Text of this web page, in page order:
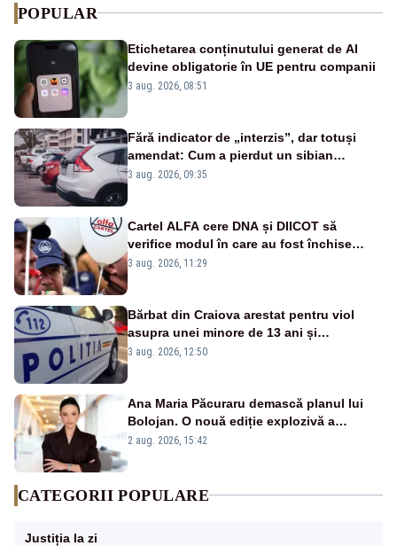
POPULAR
Etichetarea conținutului generat de AI
devine obligatorie în UE pentru companii
3 aug. 2026, 08:51
Fără indicator de „interzis”, dar totuși
amendat: Cum a pierdut un sibian
procesul pentru o parcare în centrul
3 aug. 2026, 09:35
Cartel ALFA cere DNA și DIICOT să
verifice modul în care au fost închise
centralele pe cărbune
3 aug. 2026, 11:29
Bărbat din Craiova arestat pentru viol
asupra unei minore de 13 ani și
pornografie infantilă
3 aug. 2026, 12:50
Ana Maria Păcuraru demască planul lui
Bolojan. O nouă ediție explozivă a
emisiunii „Miza Zilei” la Realitatea PLUS
2 aug. 2026, 15:42
CATEGORII POPULARE
Justiția la zi